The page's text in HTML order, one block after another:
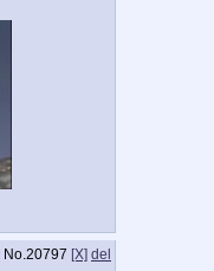
No.20797 [X] del